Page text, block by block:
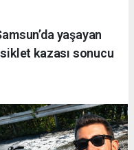
yaşayan
kazası sonucu